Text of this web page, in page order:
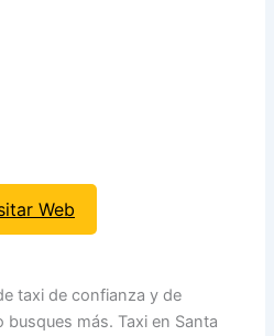
Web
taxi de confianza y de
busques más. Taxi en Santa